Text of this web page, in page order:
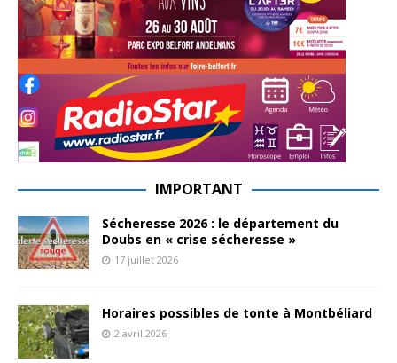
IMPORTANT
Sécheresse 2026 : le département du
Doubs en « crise sécheresse »
17 juillet 2026
Horaires possibles de tonte à Montbéliard
2 avril 2026